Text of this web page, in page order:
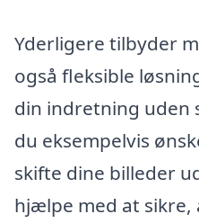
Yderligere tilbyder
også fleksible
din indretning uden
du eksempelvis
skifte dine billeder
hjælpe med at sikre,